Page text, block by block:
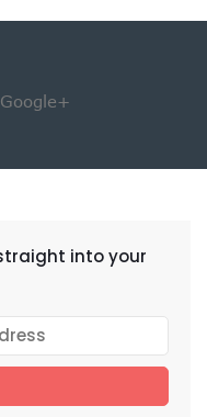
Google+
into your